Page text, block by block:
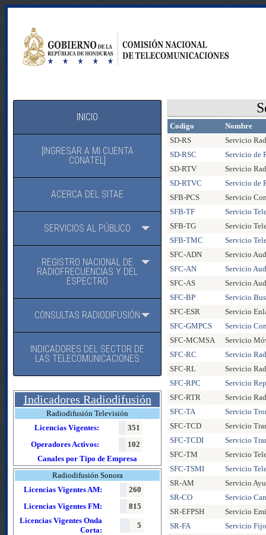
INICIO
[INGRESAR A MI CUENTA
CONATEL]
ACERCA DEL SITAE
SERVICIOS AL PÚBLICO
REGISTRO NACIONAL DE
RADIOFRECUENCIAS Y DEL
ESPECTRO
CONSULTAS RADIODIFUSIÓN
INDICADORES DEL SECTOR DE
LAS TELECOMUNICACIONES
Indicadores Radiodifusión
Radiodifusión Televisión
Licencias Vigentes:
351
Operadores Activos:
102
Canales por Tipo de Empresa
Radiodifusión Sonora
Licencias Vigentes AM:
260
Licencias Vigentes FM:
815
Licencias Vigentes Onda
Corta:
5
Codigo
Nombre
SD-RS
Servicio
SD-RSC
Servicio de
SD-RTV
Servicio
SD-RTVC
Servicio de
SFB-PCS
Servicio
SFB-TF
Servicio
SFB-TG
Servicio
SFB-TMC
Servicio
SFC-ADN
Servicio
SFC-AN
Servicio
SFC-AS
Servicio
SFC-BP
Servicio
SFC-ESR
Servicio
SFC-GMPCS
Servicio
SFC-MCMSA
Servicio
SFC-RC
Servicio
SFC-RL
Servicio
SFC-RPC
Servicio
SFC-RTR
Servicio
SFC-TA
Servicio
SFC-TCD
Servicio
SFC-TCDI
Servicio
SFC-TM
Servicio
SFC-TSMI
Servicio
SR-AM
Servicio
SR-CO
Servicio
SR-EFPSH
Servicio
SR-FA
Servicio